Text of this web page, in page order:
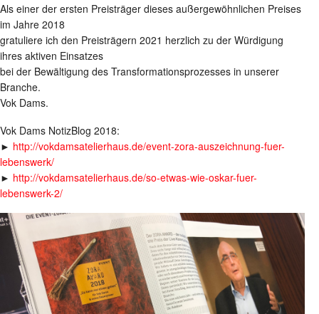
Als einer der ersten Preisträger dieses außergewöhnlichen Preises
im Jahre 2018
gratuliere ich den Preisträgern 2021 herzlich zu der Würdigung
ihres aktiven Einsatzes
bei der Bewältigung des Transformationsprozesses in unserer
Branche.
Vok Dams.
Vok Dams NotizBlog 2018:
► http://vokdamsatelierhaus.de/event-zora-auszeichnung-fuer-
lebenswerk/
► http://vokdamsatelierhaus.de/so-etwas-wie-oskar-fuer-
lebenswerk-2/